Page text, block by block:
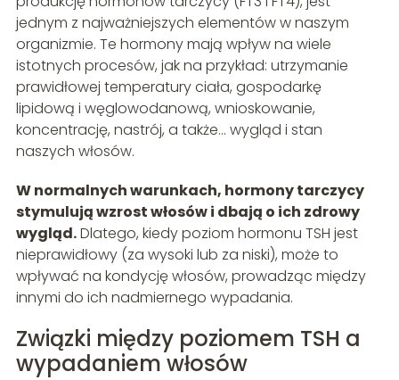
jednym z najważniejszych elementów w naszym
organizmie. Te hormony mają wpływ na wiele
istotnych procesów, jak na przykład: utrzymanie
prawidłowej temperatury ciała, gospodarkę
lipidową i węglowodanową, wnioskowanie,
koncentrację, nastrój, a także… wygląd i stan
naszych włosów.
W normalnych warunkach, hormony tarczycy
stymulują wzrost włosów i dbają o ich zdrowy
wygląd.Dlatego, kiedy poziom hormonu TSH jest
nieprawidłowy (za wysoki lub za niski), może to
wpływać na kondycję włosów, prowadząc między
innymi do ich nadmiernego wypadania.
Związki między poziomem TSH a
wypadaniem włosów